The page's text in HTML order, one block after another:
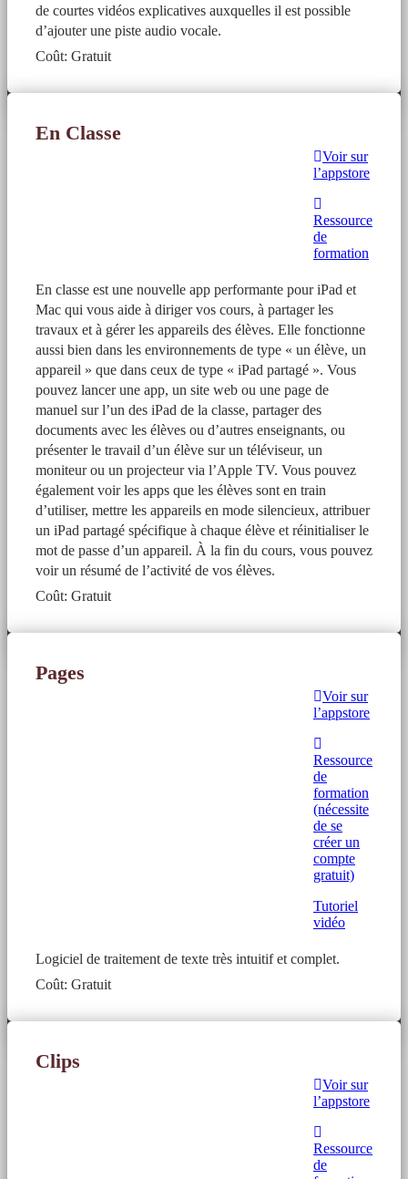
de courtes vidéos explicatives auxquelles il est possible
d’ajouter une piste audio vocale.
Coût: Gratuit
En Classe
Voir sur
l’appstore
Ressource
de
formation
En classe est une nouvelle app performante pour iPad et
Mac qui vous aide à diriger vos cours, à partager les
travaux et à gérer les appareils des élèves. Elle fonctionne
aussi bien dans les environnements de type « un élève, un
appareil » que dans ceux de type « iPad partagé ». Vous
pouvez lancer une app, un site web ou une page de
manuel sur l’un des iPad de la classe, partager des
documents avec les élèves ou d’autres enseignants, ou
présenter le travail d’un élève sur un téléviseur, un
moniteur ou un projecteur via l’Apple TV. Vous pouvez
également voir les apps que les élèves sont en train
d’utiliser, mettre les appareils en mode silencieux, attribuer
un iPad partagé spécifique à chaque élève et réinitialiser le
mot de passe d’un appareil. À la fin du cours, vous pouvez
voir un résumé de l’activité de vos élèves.
Coût: Gratuit
Pages
Voir sur
l’appstore
Ressource
de
formation
(nécessite
de se
créer un
compte
gratuit)
Tutoriel
vidéo
Logiciel de traitement de texte très intuitif et complet.
Coût: Gratuit
Clips
Voir sur
l’appstore
Ressource
de